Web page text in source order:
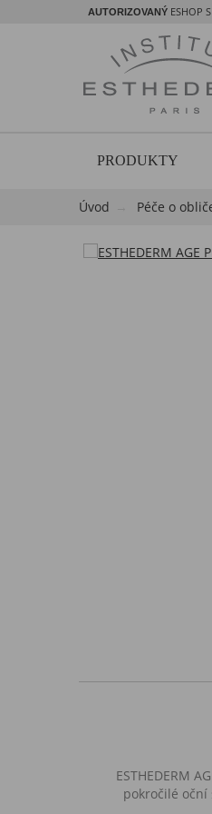
AUTORIZOVANÝ ESHOP
PRODUKTY
Úvod Péče o
ESTHEDERM
pokročilé oční